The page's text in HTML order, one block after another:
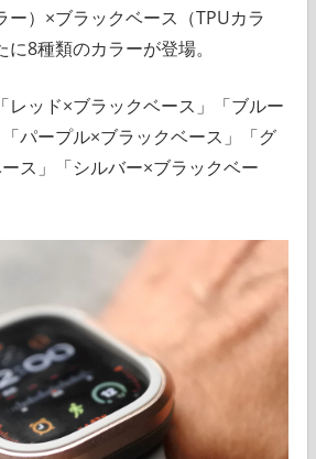
ー）×ブラックベース（TPUカラ
8種類のカラーが登場。
レッド×ブラックベース」「ブルー
パープル×ブラックベース」「グ
ス」「シルバー×ブラックベー